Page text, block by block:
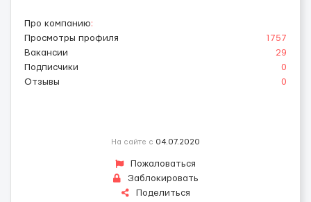
Про компанию:
Просмотры профиля
1757
Вакансии
29
Подписчики
0
Отзывы
0
На сайте с 04.07.2020
Пожаловаться
Заблокировать
Поделиться